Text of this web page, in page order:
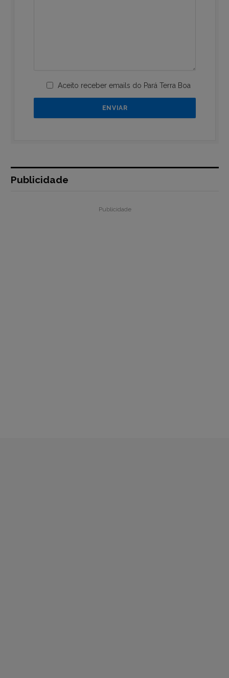
Aceito receber emails do Pará Terra Boa
Publicidade
Publicidade